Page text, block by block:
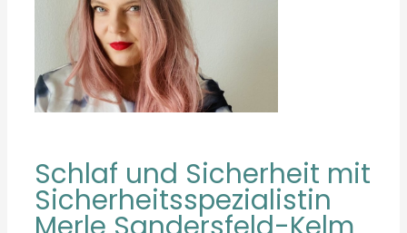
Schlaf und Sicherheit mit
Sicherheitsspezialistin